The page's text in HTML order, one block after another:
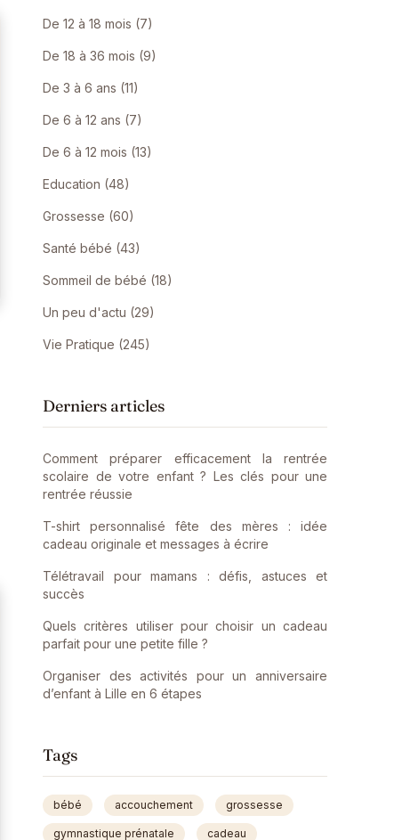
De 12 à 18 mois (7)
De 18 à 36 mois (9)
De 3 à 6 ans (11)
De 6 à 12 ans (7)
De 6 à 12 mois (13)
Education (48)
Grossesse (60)
Santé bébé (43)
Sommeil de bébé (18)
Un peu d'actu (29)
Vie Pratique (245)
Derniers articles
Comment préparer efficacement la rentrée
scolaire de votre enfant ? Les clés pour une
rentrée réussie
T-shirt personnalisé fête des mères : idée
cadeau originale et messages à écrire
Télétravail pour mamans : défis, astuces et
succès
Quels critères utiliser pour choisir un cadeau
parfait pour une petite fille ?
Organiser des activités pour un anniversaire
d’enfant à Lille en 6 étapes
Tags
bébé accouchement grossesse
gymnastique prénatale cadeau